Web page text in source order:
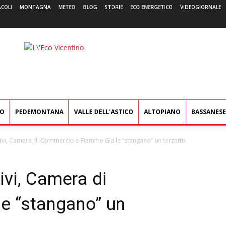
MONTAGNA METEO BLOG STORIE ECO ENERGETICO VIDEOGIORNALE
L'Eco
PEDEMONTANA VALLE DELL’ASTICO ALTOPIANO BASSANESE
Camera di Commercio e Fiamme Gialle “stangano” un terzetto
Camera di
“stangano” un